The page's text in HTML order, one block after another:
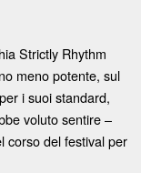
Strictly Rhythm
meno potente, sul
i suoi standard,
voluto sentire –
corso del festival per